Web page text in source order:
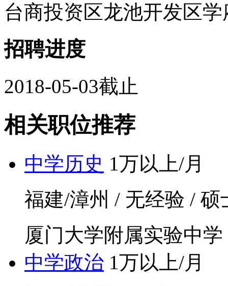
台商投资区龙池开发区
招聘进度
2018-05-03截止
相关职位推荐
中学历史 1万以上/月
福建/漳州 / 无经验 / 硕
厦门大学附属实验中学
中学政治 1万以上/月